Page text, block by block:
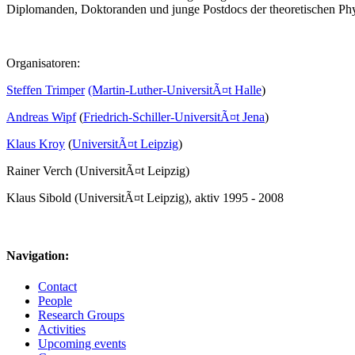
Diplomanden, Doktoranden und junge Postdocs der theoretischen
Organisatoren:
Steffen Trimper (Martin-Luther-UniversitÃ¤t Halle)
Andreas Wipf(Friedrich-Schiller-UniversitÃ¤t Jena)
Klaus Kroy (UniversitÃ¤t Leipzig)
Rainer Verch (UniversitÃ¤t Leipzig)
Klaus Sibold (UniversitÃ¤t Leipzig), aktiv 1995 - 2008
Navigation:
Contact
People
Research Groups
Activities
Upcoming events